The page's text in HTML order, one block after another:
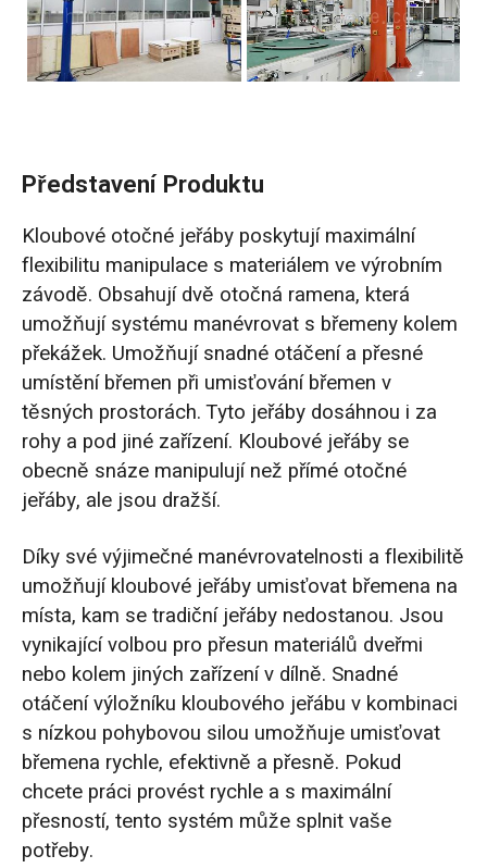
Představení Produktu
Kloubové otočné jeřáby poskytují maximální
flexibilitu manipulace s materiálem ve výrobním
závodě. Obsahují dvě otočná ramena, která
umožňují systému manévrovat s břemeny kolem
překážek. Umožňují snadné otáčení a přesné
umístění břemen při umisťování břemen v
těsných prostorách. Tyto jeřáby dosáhnou i za
rohy a pod jiné zařízení. Kloubové jeřáby se
obecně snáze manipulují než přímé otočné
jeřáby, ale jsou dražší.
Díky své výjimečné manévrovatelnosti a flexibilitě
umožňují kloubové jeřáby umisťovat břemena na
místa, kam se tradiční jeřáby nedostanou. Jsou
vynikající volbou pro přesun materiálů dveřmi
nebo kolem jiných zařízení v dílně. Snadné
otáčení výložníku kloubového jeřábu v kombinaci
s nízkou pohybovou silou umožňuje umisťovat
břemena rychle, efektivně a přesně. Pokud
chcete práci provést rychle a s maximální
přesností, tento systém může splnit vaše
potřeby.